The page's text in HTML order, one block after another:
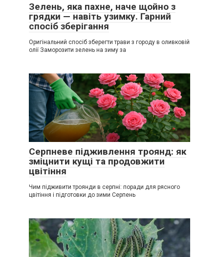
Зелень, яка пахне, наче щойно з
грядки — навіть узимку. Гарний
спосіб зберігання
Оригінальний спосіб зберегти трави з городу в оливковій
олії Заморозити зелень на зиму за
Серпневе підживлення троянд: як
зміцнити кущі та продовжити
цвітіння
Чим підживити троянди в серпні: поради для рясного
цвітіння і підготовки до зими Серпень